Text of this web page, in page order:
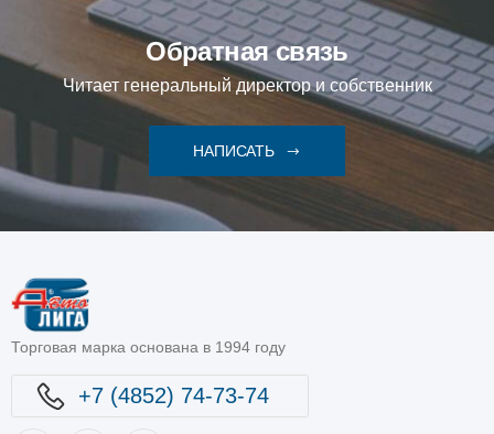
Обратная связь
Читает генеральный директор и собственник
НАПИСАТЬ
Торговая марка основана в 1994 году
+7 (4852) 74-73-74